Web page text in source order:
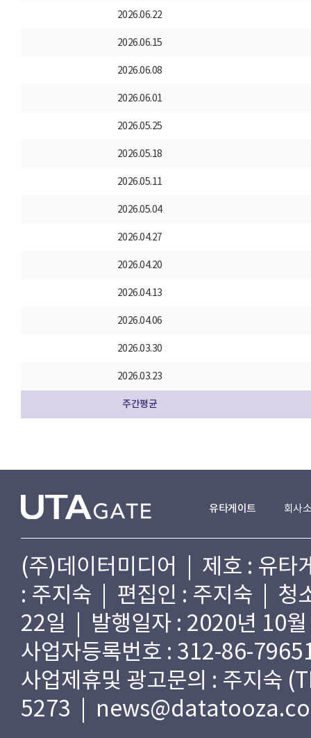
2026.06.22
2026.06.15
2026.06.08
2026.06.01
2026.05.25
2026.05.18
2026.05.11
2026.05.04
2026.04.27
2026.04.20
2026.04.13
2026.04.06
2026.03.30
2026.03.23
주간평균
유타게이트 회사
(주)데이터미디어 | 제호 : 유
: 주지숙 | 편집인 : 주지숙 | 청
22일 | 발행일자 : 2020년 10
사업자등록번호 : 312-86-
사업제휴및 광고문의 : 주지숙
5273 |